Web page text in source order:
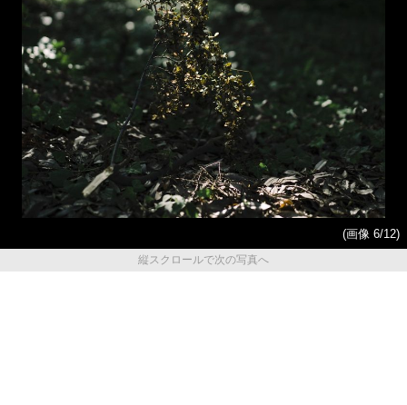
(画像 6/12)
縦スクロールで次の写真へ